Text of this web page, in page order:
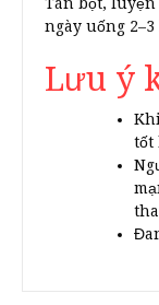
Tán bột, luyện
ngày uống 2–3
Lưu ý
tốt